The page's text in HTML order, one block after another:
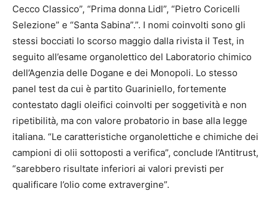
Cecco Classico”, “Prima donna Lidl”, “Pietro Coricelli
Selezione” e “Santa Sabina”.”. I nomi coinvolti sono gli
stessi bocciati lo scorso maggio dalla rivista il Test, in
seguito all’esame organolettico del Laboratorio chimico
dell’Agenzia delle Dogane e dei Monopoli. Lo stesso
panel test da cui è partito Guariniello, fortemente
contestato dagli oleifici coinvolti per soggetività e non
ripetibilità, ma con valore probatorio in base alla legge
italiana. “Le caratteristiche organolettiche e chimiche dei
campioni di olii sottoposti a verifica”, conclude l’Antitrust,
“sarebbero risultate inferiori ai valori previsti per
qualificare l’olio come extravergine”.